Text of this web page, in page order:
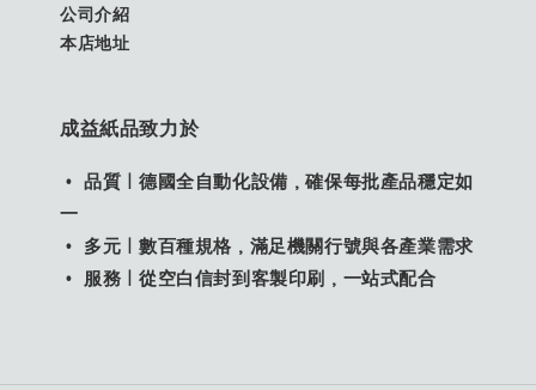
公司介紹
本店地址
成益紙品致力於
• 品質｜德國全自動化設備，確保每批產品穩定如
一
• 多元｜數百種規格，滿足機關行號與各產業需求
• 服務｜從空白信封到客製印刷，一站式配合